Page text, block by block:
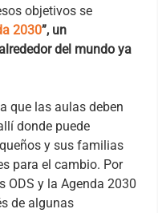
objetivos se
2030”, un
del mundo ya
que las aulas deben
donde puede
y sus familias
para el cambio. Por
ODS y la Agenda 2030
de algunas